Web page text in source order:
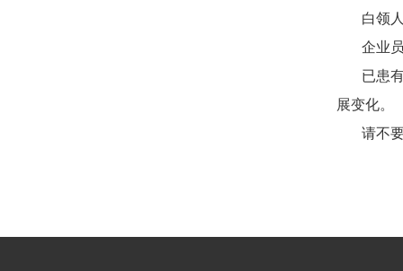
白领
企业
已患
展变化。
请不